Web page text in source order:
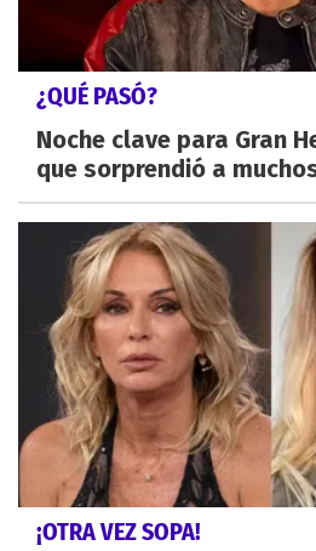
¿QUÉ PASÓ?
Noche clave para Gran
que sorprendió a
¡OTRA VEZ SOPA!